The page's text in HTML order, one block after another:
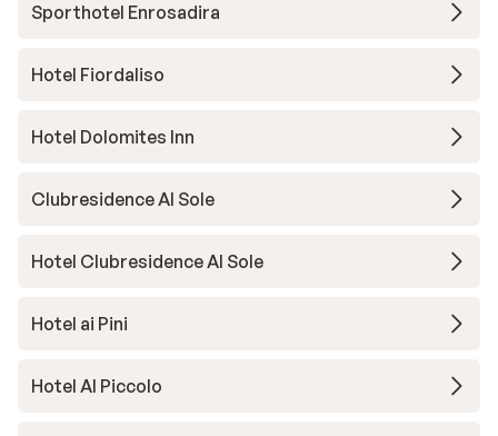
Sporthotel Enrosadira
Hotel Fiordaliso
Hotel Dolomites Inn
Clubresidence Al Sole
Hotel Clubresidence Al Sole
Hotel ai Pini
Hotel Al Piccolo